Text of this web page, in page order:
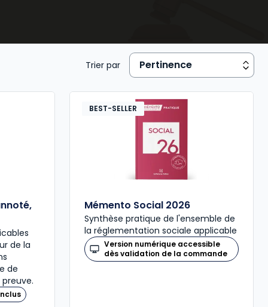
risques professionnels, conditions de travail
du travail, Mutuelle…).
Trier par
de la
de
BEST-SELLER
Mémento Social 2026
Synthèse pratique de l'ensemble de
la réglementation sociale applicable
Version numérique accessible
dès validation de la commande